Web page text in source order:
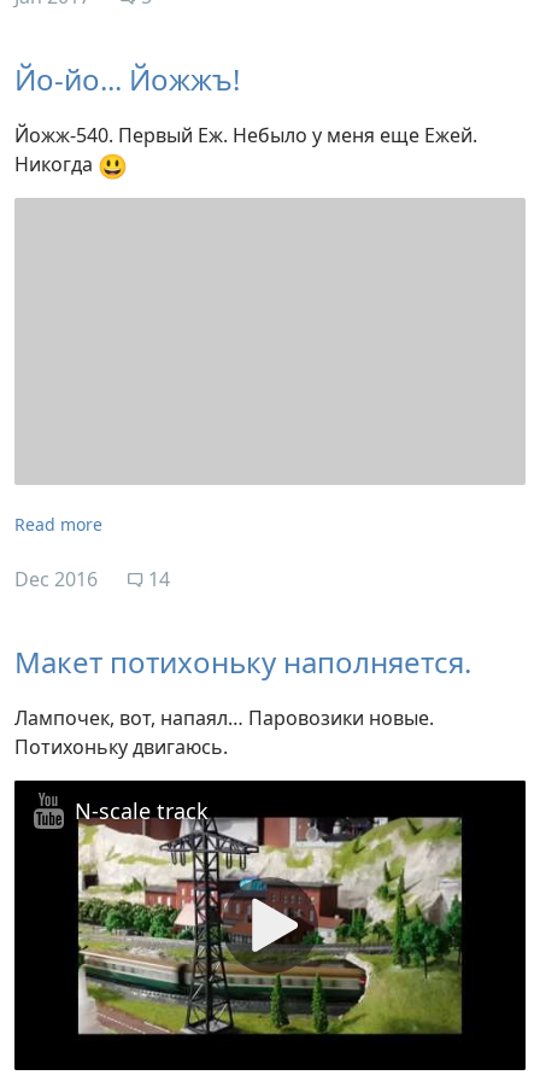
Йо-йо... Йожжъ!
Йожж-540. Первый Еж. Небыло у меня еще Ежей.
Никогда 😃
Read more
Dec 2016 14
Макет потихоньку наполняется.
Лампочек, вот, напаял… Паровозики новые.
Потихоньку двигаюсь.
N-scale track